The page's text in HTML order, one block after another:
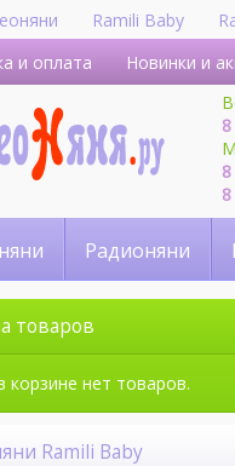
Ramili Baby
и оплата
Новинки и
Радионяни
товаров
корзине нет товаров.
Ramili Baby